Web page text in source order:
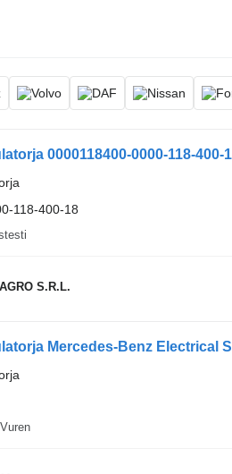
0000118400-0000-118-
118-400-18
S.R.L.